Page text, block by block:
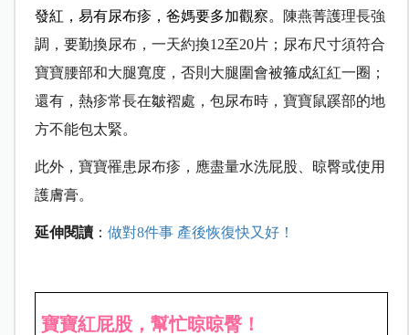
發紅，易有尿布疹，爸媽要多加觀察。
陳燕菁護理長強
調，要勤換尿布，一天約換12至20片；尿布尺寸須符合
寶寶腰部和大腿寬度，否則大腿圍會被箍成紅紅一圈；
還有，熱疹常長在皺褶處，包尿布時，寶寶鼠蹊部的地
方不能包太緊。
此外，寶寶罹患尿布疹，應盡量水洗屁股、晾臀或使用
護膚膏。
延伸閱讀： 做對8件事 產後恢復快又好！
寶寶紅屁股，幫忙晾晾臀！